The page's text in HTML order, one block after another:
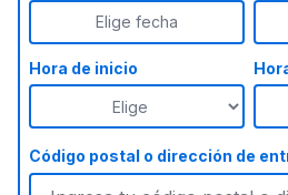
Elige fecha
Hora de inicio
Código postal o dirección de